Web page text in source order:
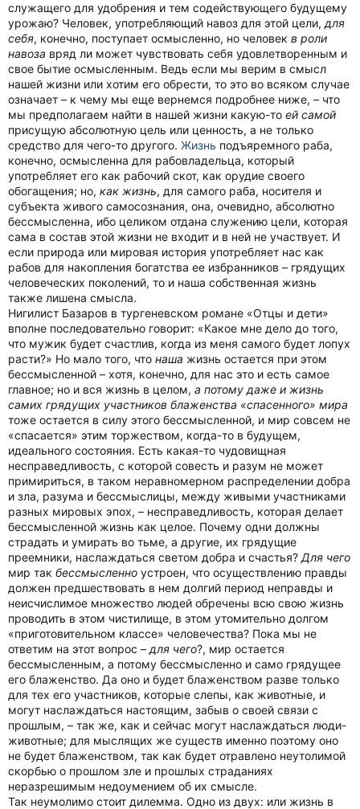
служащего для удобрения и тем содействующего будущему
урожаю? Человек, употребляющий навоз для этой цели, для
себя, конечно, поступает осмысленно, но человек в роли
навоза вряд ли может чувствовать себя удовлетворенным и
свое бытие осмысленным. Ведь если мы верим в смысл
нашей жизни или хотим его обрести, то это во всяком случае
означает – к чему мы еще вернемся подробнее ниже, – что
мы предполагаем найти в нашей жизни какую-то ей самой
присущую абсолютную цель или ценность, а не только
средство для чего-то другого. Жизнь подъяремного раба,
конечно, осмысленна для рабовладельца, который
употребляет его как рабочий скот, как орудие своего
обогащения; но, как жизнь, для самого раба, носителя и
субъекта живого самосознания, она, очевидно, абсолютно
бессмысленна, ибо целиком отдана служению цели, которая
сама в состав этой жизни не входит и в ней не участвует. И
если природа или мировая история употребляет нас как
рабов для накопления богатства ее избранников – грядущих
человеческих поколений, то и наша собственная жизнь
также лишена смысла.
Нигилист Базаров в тургеневском романе «Отцы и дети»
вполне последовательно говорит: «Какое мне дело до того,
что мужик будет счастлив, когда из меня самого будет лопух
расти?» Но мало того, что наша жизнь остается при этом
бессмысленной – хотя, конечно, для нас это и есть самое
главное; но и вся жизнь в целом, а потому даже и жизнь
самих грядущих участников блаженства «спасенного» мира
тоже остается в силу этого бессмысленной, и мир совсем не
«спасается» этим торжеством, когда-то в будущем,
идеального состояния. Есть какая-то чудовищная
несправедливость, с которой совесть и разум не может
примириться, в таком неравномерном распределении добра
и зла, разума и бессмыслицы, между живыми участниками
разных мировых эпох, – несправедливость, которая делает
бессмысленной жизнь как целое. Почему одни должны
страдать и умирать во тьме, а другие, их грядущие
преемники, наслаждаться светом добра и счастья? Для чего
мир так бессмысленно устроен, что осуществлению правды
должен предшествовать в нем долгий период неправды и
неисчислимое множество людей обречены всю свою жизнь
проводить в этом чистилище, в этом утомительно долгом
«приготовительном классе» человечества? Пока мы не
ответим на этот вопрос – для чего?, мир остается
бессмысленным, а потому бессмысленно и само грядущее
его блаженство. Да оно и будет блаженством разве только
для тех его участников, которые слепы, как животные, и
могут наслаждаться настоящим, забыв о своей связи с
прошлым, – так же, как и сейчас могут наслаждаться люди-
животные; для мыслящих же существ именно поэтому оно
не будет блаженством, так как будет отравлено неутолимой
скорбью о прошлом зле и прошлых страданиях
неразрешимым недоумением об их смысле.
Так неумолимо стоит дилемма. Одно из двух: или жизнь в